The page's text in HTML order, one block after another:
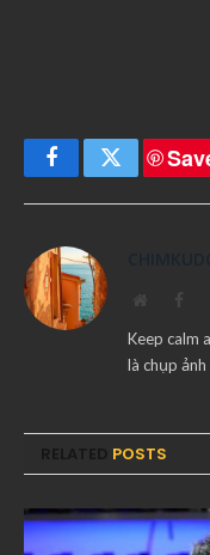
FacebookTwitter
Keep calm
là chụp
POSTS